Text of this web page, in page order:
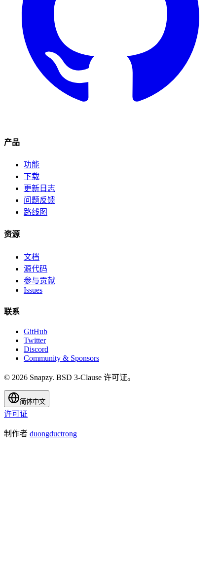
产品
功能
下载
更新日志
问题反馈
路线图
资源
文档
源代码
参与贡献
Issues
联系
GitHub
Twitter
Discord
Community & Sponsors
© 2026 Snapzy. BSD 3-Clause 许可证。
简体中文
许可证
制作者 duongductrong